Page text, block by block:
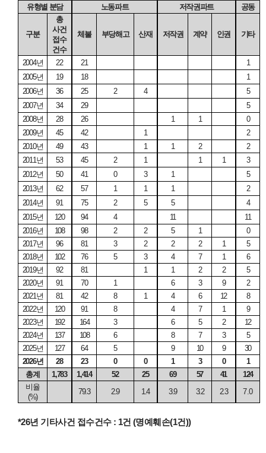
유형별 분담 노동파트 저작권파트 공동
구분
총
사건
접수
건수
체불 부당해고 산재 저작권 계약 인권 기타
2004년 22 21
1
2005년 19 18
1
2006년 36 25 2 4
5
2007년 34 29
5
2008년 28 26 1 1
0
2009년 45 42 1
2
2010년 49 43 1 1 2
2
2011년 53 45 2 1 1 1
3
2012년 50 41 0 3 1
5
2013년 62 57 1 1 1
2
2014년 91 75 2 5 5
4
2015년 120 94 4 11
11
2016년 108 98 2 2 5 1
0
2017년 96 81 3 2 2 2 1
5
2018년 102 76 5 3 4 7 1
6
2019년 92 81 1 1 2 2
5
2020년 91 70 1 6 3 9
2
2021년 81 42 8 1 4 6 12
8
2022년 120 91 8 4 7 1
9
2023년 192 164 3 6 5 2
12
2024년 137 108 6 8 7 3
5
2025년 127 64 5 9 10 9
30
2026년 28 23 0 0 1 3 0
1
총계
1,783 1,414 52 25 69 57 41
124
비율
(%)
79.3 2.9 1.4 3.9 3.2 2.3 7.0
*26년 기타사건 접수건수 : 1건 (명예훼손(1건))